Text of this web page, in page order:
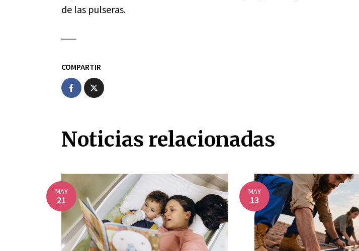
de las pulseras.
COMPARTIR
Noticias relacionadas
MAY
21
MAY
13